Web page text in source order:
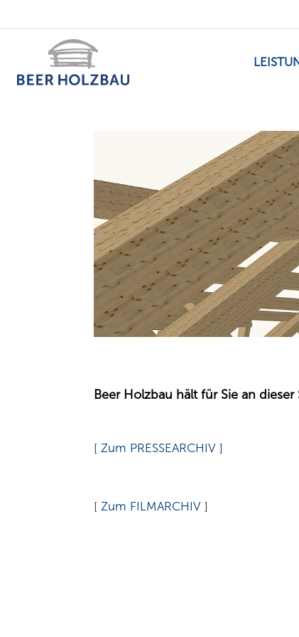
Beer Holzbau hält für Sie an
[ Zum PRESSEARCHIV]
[ Zum FILMARCHIV]